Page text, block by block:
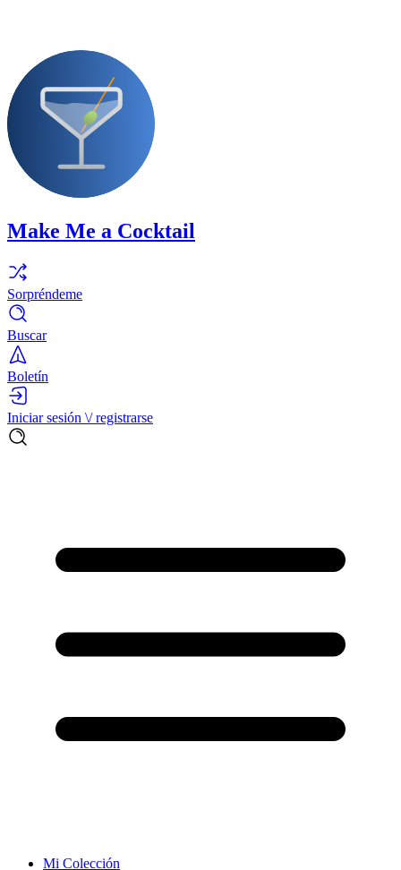
Make Me a Cocktail
Sorpréndeme
Buscar
Boletín
Iniciar sesión \/ registrarse
Mi Colección